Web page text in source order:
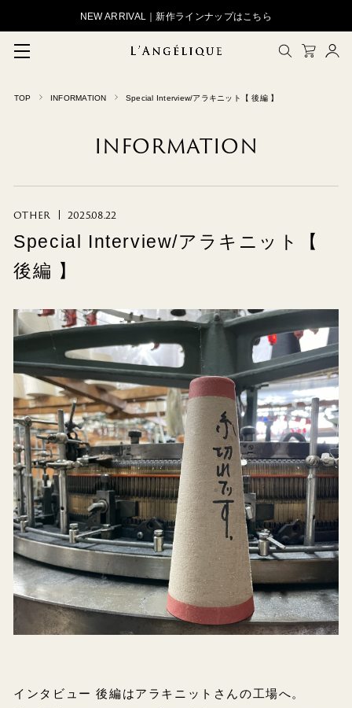
NEW ARRIVAL｜新作ラインナップはこちら
メルマガ登録
ログイン
CLOSE
TOP INFORMATION Special Interview/アラキニット【 後編 】
INFORMATION
OTHER 2025.08.22
Special Interview/アラキニット【
後編 】
インタビュー 後編はアラキニットさんの工場へ。